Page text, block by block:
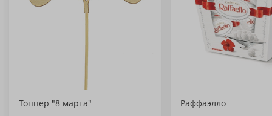
Топпер "8 марта" Раффаэлло